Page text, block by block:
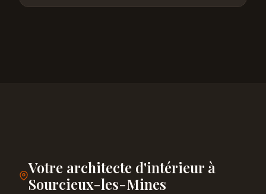
Votre architecte d'intérieur à
Sourcieux-les-Mines